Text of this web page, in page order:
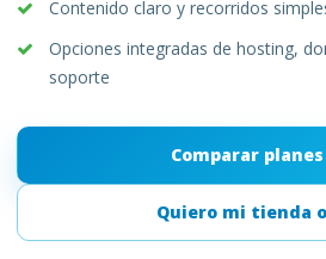
Contenido claro y recorridos
Opciones integradas de hosting,
soporte
Comparar
Quiero mi tienda